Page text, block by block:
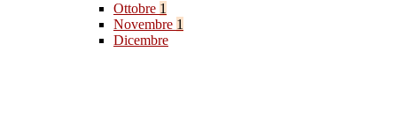
Ottobre 1
Novembre 1
Dicembre